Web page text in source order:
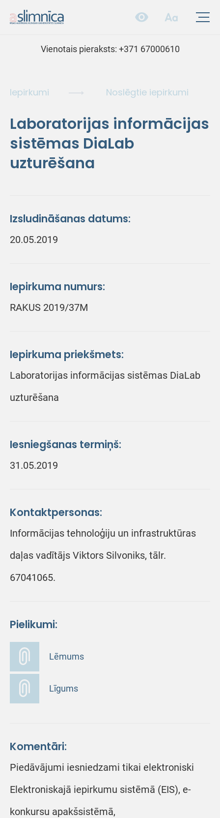
Vienotais pieraksts: +371 67000610
Iepirkumi Noslēgtie iepirkumi
Laboratorijas informācijas
sistēmas DiaLab
uzturēšana
Izsludināšanas datums:
20.05.2019
Iepirkuma numurs:
RAKUS 2019/37M
Iepirkuma priekšmets:
Laboratorijas informācijas sistēmas DiaLab
uzturēšana
Iesniegšanas termiņš:
31.05.2019
Kontaktpersonas:
Informācijas tehnoloģiju un infrastruktūras
daļas vadītājs Viktors Silvoniks, tālr.
67041065.
Pielikumi:
Lēmums
Līgums
Komentāri:
Piedāvājumi iesniedzami tikai elektroniski
Elektroniskajā iepirkumu sistēmā (EIS), e-
konkursu apakšsistēmā,